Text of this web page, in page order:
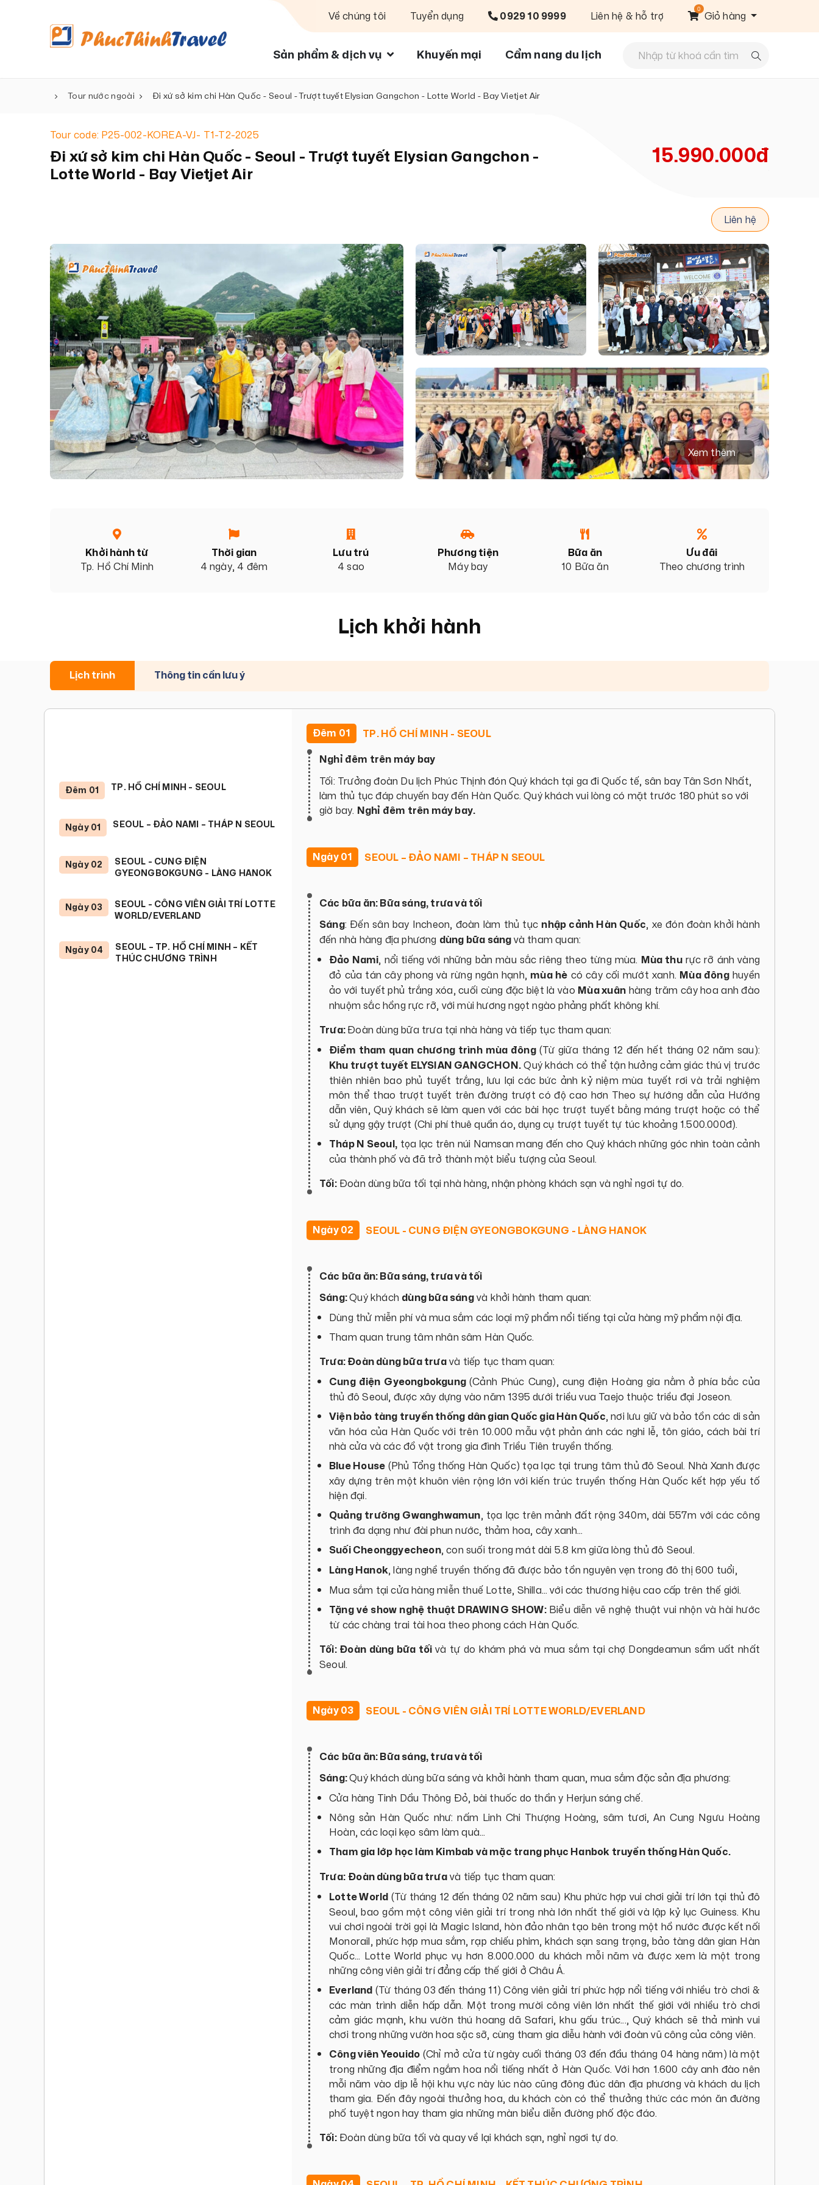
Về chúng tôi Tuyển dụng 0929 10 9999 Liên hệ & hỗ trợ 0 Giỏ hàng
Sản phẩm & dịch vụ Khuyến mại Cẩm nang du lịch
Tour nước ngoài Đi xứ sở kim chi Hàn Quốc - Seoul - Trượt tuyết Elysian Gangchon - Lotte World - Bay Vietjet Air
Tour code: P25-002-KOREA-VJ- T1-T2-2025
Đi xứ sở kim chi Hàn Quốc - Seoul - Trượt tuyết Elysian Gangchon -
Lotte World - Bay Vietjet Air
15.990.000đ
Liên hệ
Xem thêm
Khởi hành từ
Tp. Hồ Chí Minh
Thời gian
4 ngày, 4 đêm
Lưu trú
4 sao
Phương tiện
Máy bay
Bữa ăn
10 Bữa ăn
Ưu đãi
Theo chương trình
Lịch khởi hành
Lịch trình Thông tin cần lưu ý
Đêm 01 TP. HỒ CHÍ MINH - SEOUL
Ngày 01 SEOUL – ĐẢO NAMI – THÁP N SEOUL
Ngày 02
SEOUL - CUNG ĐIỆN
GYEONGBOKGUNG - LÀNG HANOK
Ngày 03
SEOUL - CÔNG VIÊN GIẢI TRÍ LOTTE
WORLD/EVERLAND
Ngày 04
SEOUL – TP. HỒ CHÍ MINH – KẾT
THÚC CHƯƠNG TRÌNH
Đêm 01
TP. HỒ CHÍ MINH - SEOUL
Nghỉ đêm trên máy bay
Tối: Trưởng đoàn Du lịch Phúc Thịnh đón Quý khách tại ga đi Quốc tế, sân bay Tân Sơn Nhất,
làm thủ tục đáp chuyến bay đến Hàn Quốc. Quý khách vui lòng có mặt trước 180 phút so với
giờ bay. Nghỉ đêm trên máy bay.
Ngày 01 SEOUL – ĐẢO NAMI – THÁP N SEOUL
Các bữa ăn: Bữa sáng, trưa và tối
Sáng: Đến sân bay Incheon, đoàn làm thủ tục nhập cảnh Hàn Quốc, xe đón đoàn khởi hành
đến nhà hàng địa phương dùng bữa sángvà tham quan:
Đảo Nami, nổi tiếng với những bản màu sắc riêng theo từng mùa. Mùa thurực rỡ ánh vàng
đỏ của tán cây phong và rừng ngân hạnh, mùa hè có cây cối mướt xanh. Mùa đônghuyền
ảo với tuyết phủ trắng xóa, cuối cùng đặc biệt là vào Mùa xuân hàng trăm cây hoa anh đào
nhuộm sắc hồng rực rỡ, với mùi hương ngọt ngào phảng phất không khí.
Trưa:Đoàn dùng bữa trưa tại nhà hàng và tiếp tục tham quan:
Điểm tham quan chương trình mùa đông (Từ giữa tháng 12 đến hết tháng 02 năm sau):
Khu trượt tuyết ELYSIAN GANGCHON.Quý khách có thể tận hưởng cảm giác thú vị trước
thiên nhiên bao phủ tuyết trắng, lưu lại các bức ảnh kỷ niệm mùa tuyết rơi và trải nghiệm
môn thể thao trượt tuyết trên đường trượt có độ cao hơn Theo sự hướng dẫn của Hướng
dẫn viên, Quý khách sẽ làm quen với các bài học trượt tuyết bằng máng trượt hoặc có thể
sử dụng gậy trượt (Chi phí thuê quần áo, dụng cụ trượt tuyết tự túc khoảng 1.500.000đ).
Tháp N Seoul, tọa lạc trên núi Namsan mang đến cho Quý khách những góc nhìn toàn cảnh
của thành phố và đã trở thành một biểu tượng của Seoul.
Tối:Đoàn dùng bữa tối tại nhà hàng, nhận phòng khách sạn và nghỉ ngơi tự do.
Ngày 02 SEOUL - CUNG ĐIỆN GYEONGBOKGUNG - LÀNG HANOK
Các bữa ăn: Bữa sáng, trưa và tối
Sáng:Quý khách dùng bữa sángvà khởi hành tham quan:
Dùng thử miễn phí và mua sắm các loại mỹ phẩm nổi tiếng tại cửa hàng mỹ phẩm nội địa.
Tham quan trung tâm nhân sâm Hàn Quốc.
Trưa: Đoàn dùng bữa trưavà tiếp tục tham quan:
Cung điện Gyeongbokgung (Cảnh Phúc Cung), cung điện Hoàng gia nằm ở phía bắc của
thủ đô Seoul, được xây dựng vào năm 1395 dưới triều vua Taejo thuộc triều đại Joseon.
Viện bảo tàng truyền thống dân gian Quốc gia Hàn Quốc, nơi lưu giữ và bảo tồn các di sản
văn hóa của Hàn Quốc với trên 10.000 mẫu vật phản ánh các nghi lễ, tôn giáo, cách bài trí
nhà cửa và các đồ vật trong gia đình Triều Tiên truyền thống.
Blue House (Phủ Tổng thống Hàn Quốc) tọa lạc tại trung tâm thủ đô Seoul. Nhà Xanh được
xây dựng trên một khuôn viên rộng lớn với kiến trúc truyền thống Hàn Quốc kết hợp yếu tố
hiện đại.
Quảng trường Gwanghwamun, tọa lạc trên mảnh đất rộng 340m, dài 557m với các công
trình đa dạng như đài phun nước, thảm hoa, cây xanh…
Suối Cheonggyecheon, con suối trong mát dài 5.8 km giữa lòng thủ đô Seoul.
Làng Hanok, làng nghề truyền thống đã được bảo tồn nguyên vẹn trong đô thị 600 tuổi,
Mua sắm tại cửa hàng miễn thuế Lotte, Shilla… với các thương hiệu cao cấp trên thế giới.
Tặng vé show nghệ thuật DRAWING SHOW: Biểu diễn vẽ nghệ thuật vui nhộn và hài hước
từ các chàng trai tài hoa theo phong cách Hàn Quốc.
Tối: Đoàn dùng bữa tốivà tự do khám phá và mua sắm tại chợ Dongdeamun sầm uất nhất
Seoul.
Ngày 03 SEOUL - CÔNG VIÊN GIẢI TRÍ LOTTE WORLD/EVERLAND
Các bữa ăn: Bữa sáng, trưa và tối
Sáng:Quý khách dùng bữa sáng và khởi hành tham quan, mua sắm đặc sản địa phương:
Cửa hàng Tinh Dầu Thông Đỏ, bài thuốc do thần y Herjun sáng chế.
Nông sản Hàn Quốc như: nấm Linh Chi Thượng Hoàng, sâm tươi, An Cung Ngưu Hoàng
Hoàn, các loại kẹo sâm làm quà...
Tham gia lớp học làm Kimbab và mặc trang phục Hanbok truyền thống Hàn Quốc.
Trưa: Đoàn dùng bữa trưavà tiếp tục tham quan:
Lotte World (Từ tháng 12 đến tháng 02 năm sau) Khu phức hợp vui chơi giải trí lớn tại thủ đô
Seoul, bao gồm một công viên giải trí trong nhà lớn nhất thế giới và lập kỷ lục Guiness. Khu
vui chơi ngoài trời gọi là Magic Island, hòn đảo nhân tạo bên trong một hồ nước được kết nối
Monorail, phức hợp mua sắm, rạp chiếu phim, khách sạn sang trọng, bảo tàng dân gian Hàn
Quốc... Lotte World phục vụ hơn 8.000.000 du khách mỗi năm và được xem là một trong
những công viên giải trí đẳng cấp thế giới ở Châu Á.
Everland (Từ tháng 03 đến tháng 11) Công viên giải trí phức hợp nổi tiếng với nhiều trò chơi &
các màn trình diễn hấp dẫn. Một trong mười công viên lớn nhất thế giới với nhiều trò chơi
cảm giác mạnh, khu vườn thú hoang dã Safari, khu gấu trúc..., Quý khách sẽ thả mình vui
chơi trong những vườn hoa sặc sỡ, cùng tham gia diễu hành với đoàn vũ công của công viên.
Công viên Yeouido (Chỉ mở cửa từ ngày cuối tháng 03 đến đầu tháng 04 hàng năm) là một
trong những địa điểm ngắm hoa nổi tiếng nhất ở Hàn Quốc. Với hơn 1.600 cây anh đào nên
mỗi năm vào dịp lễ hội khu vực này lúc nào cũng đông đúc dân địa phương và khách du lịch
tham gia. Đến đây ngoài thưởng hoa, du khách còn có thể thưởng thức các món ăn đường
phố tuyệt ngon hay tham gia những màn biểu diễn đường phố độc đáo.
Tối:Đoàn dùng bữa tối và quay về lại khách sạn, nghỉ ngơi tự do.